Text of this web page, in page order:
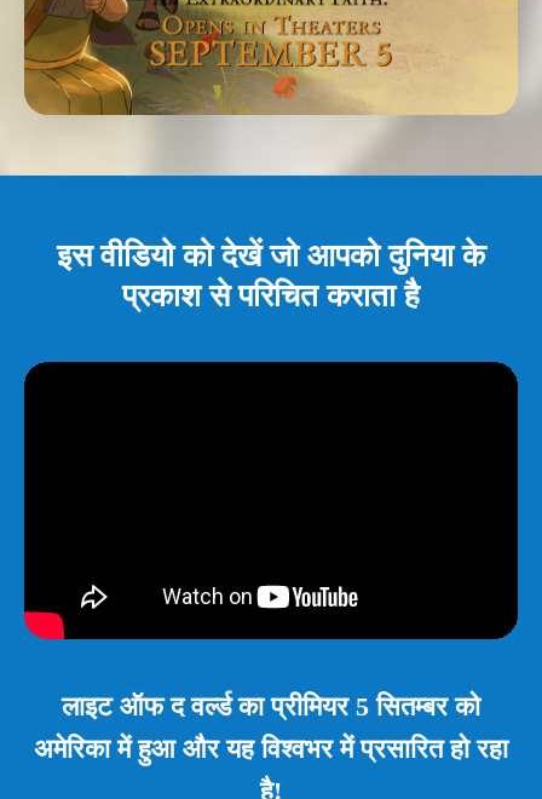
इस वीडियो को देखें जो आपको दुनिया के
प्रकाश से परिचित कराता है
लाइट ऑफ द वर्ल्ड का प्रीमियर 5 सितम्बर को
अमेरिका में हुआ और यह विश्वभर में प्रसारित हो रहा
है!